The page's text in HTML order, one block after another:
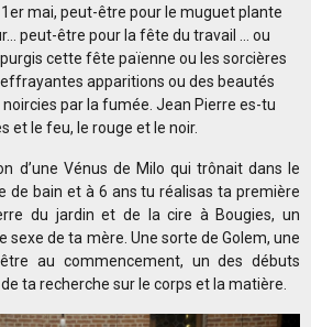
mai, peut-être pour le muguet plante
peut-être pour la fête du travail … ou
cette fête païenne ou les sorcières
apparitions ou des beautés
par la fumée. Jean Pierre es-tu
et le feu, le rouge et le noir.
d’une Vénus de Milo qui trônait dans le
de bain et à 6 ans tu réalisas ta première
du jardin et de la cire à Bougies, un
sexe de ta mère. Une sorte de Golem, une
au commencement, un des débuts
ta recherche sur le corps et la matière.